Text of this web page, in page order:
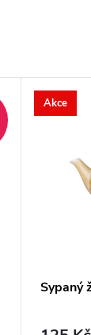
Akce
Sypaný